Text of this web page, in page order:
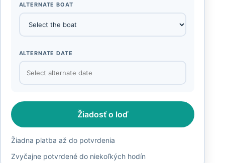
ALTERNATE BOAT
ALTERNATE DATE
Žiadosť o loď
Žiadna platba až do potvrdenia
Zvyčajne potvrdené do niekoľkých hodín